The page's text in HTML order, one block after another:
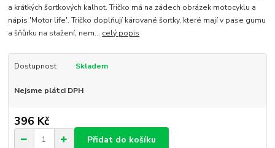
a krátkých šortkových kalhot. Tričko má na zádech obrázek motocyklu a
nápis 'Motor life'. Tričko doplňují kárované šortky, které mají v pase gumu
a šňůrku na stažení, nem... celý popis
Dostupnost Skladem
Nejsme plátci DPH
396 Kč
Přidat do košíku